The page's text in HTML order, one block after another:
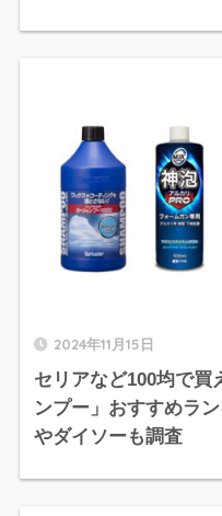
2024年11月15日
セリアなど100均で買
ンプー」おすすめラ
やダイソーも調査